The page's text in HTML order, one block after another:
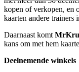
kopen of verkopen, en
kaarten andere trainers
Daarnaast komt
kans om met hem
Deelnemende winkels